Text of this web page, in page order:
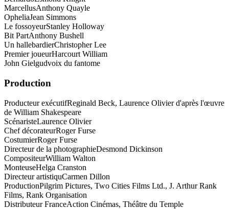
MarcellusAnthony Quayle
OpheliaJean Simmons
Le fossoyeurStanley Holloway
Bit PartAnthony Bushell
Un hallebardierChristopher Lee
Premier joueurHarcourt William
John Gielgudvoix du fantome
Production
Producteur exécutifReginald Beck, Laurence Olivier d'après l'œuvre
de William Shakespeare
ScénaristeLaurence Olivier
Chef décorateurRoger Furse
CostumierRoger Furse
Directeur de la photographieDesmond Dickinson
CompositeurWilliam Walton
MonteuseHelga Cranston
Directeur artistiquCarmen Dillon
ProductionPilgrim Pictures, Two Cities Films Ltd., J. Arthur Rank
Films, Rank Organisation
Distributeur FranceAction Cinémas, Théâtre du Temple